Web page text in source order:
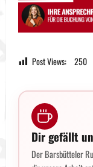
Post Views: 250
Dir gefällt
Der Barsbütteler